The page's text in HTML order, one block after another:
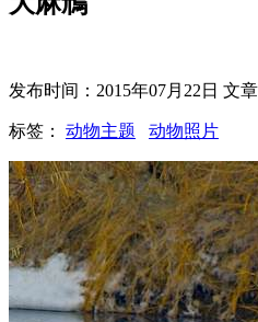
发布时间：2015年07月22日 文
标签： 动物主题 动物照片